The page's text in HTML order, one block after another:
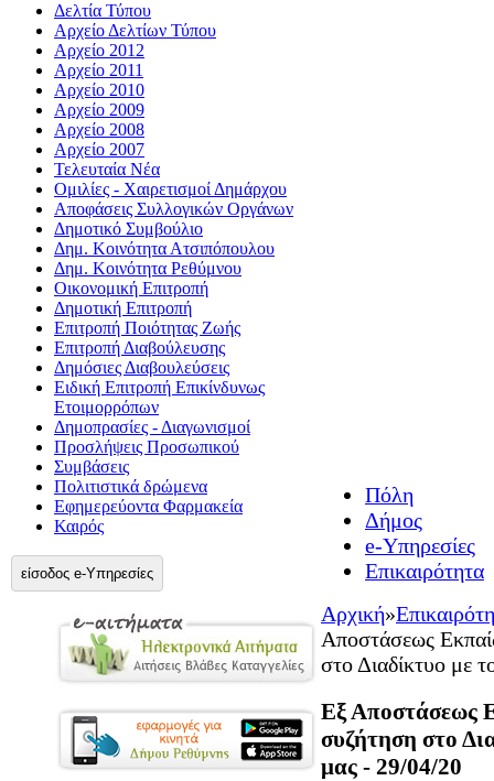
Δελτία Τύπου
Αρχείο Δελτίων Τύπου
Αρχείο 2012
Αρχείο 2011
Αρχείο 2010
Αρχείο 2009
Αρχείο 2008
Αρχείο 2007
Τελευταία Νέα
Ομιλίες - Χαιρετισμοί Δημάρχου
Αποφάσεις Συλλογικών Οργάνων
Δημοτικό Συμβούλιο
Δημ. Κοινότητα Ατσιπόπουλου
Δημ. Κοινότητα Ρεθύμνου
Οικονομική Επιτροπή
Δημοτική Επιτροπή
Επιτροπή Ποιότητας Ζωής
Επιτροπή Διαβούλευσης
Δημόσιες Διαβουλεύσεις
Ειδική Επιτροπή Επικίνδυνως
Ετοιμορρόπων
Δημοπρασίες - Διαγωνισμοί
Προσλήψεις Προσωπικού
Συμβάσεις
Πολιτιστικά δρώμενα
Εφημερεύοντα Φαρμακεία
Καιρός
είσοδος e-Υπηρεσίες
Πόλη
Δήμος
e-Υπηρεσίες
Επικαιρότητα
Αρχική»
Αποστάσεως
στο Διαδίκτυο με
Εξ Αποστάσεως
συζήτηση στο
μας - 29/04/20